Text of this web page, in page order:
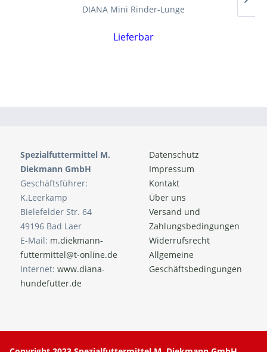
DIANA Mini Rinder-Lunge
Lieferbar
Datenschutz
Impressum
Kontakt
Über uns
Versand und
Zahlungsbedingungen
Widerrufsrecht
Allgemeine
Geschäftsbedingungen
Spezialfuttermittel M.
Diekmann GmbH
Geschäftsführer:
K.Leerkamp
Bielefelder Str. 64
49196 Bad Laer
E-Mail: m.diekmann-
futtermittel@t-online.de
Internet: www.diana-
hundefutter.de